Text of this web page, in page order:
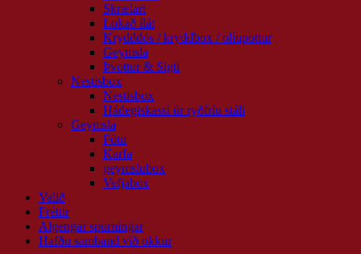
Skrælari
Lokað ílát
Krydddós / kryddbox / olíupottur
Geymsla
Þvottur & Sigti
Nestisbox
Nestisbox
Hádegiskassi úr ryðfríu stáli
Geymsla
Fötu
Karfa
geymslubox
Vefjabox
Valið
Fréttir
Algengar spurningar
Hafðu samband við okkur